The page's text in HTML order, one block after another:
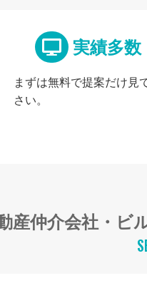
実績多
まずは無料で提案だけ見
さい。
産仲介会社・ビ